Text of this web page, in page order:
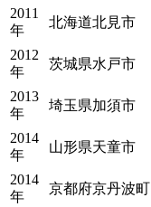
2011
年
北海道北見市
2012
年
茨城県水戸市
2013
年
埼玉県加須市
2014
年
山形県天童市
2014
年
京都府京丹波町